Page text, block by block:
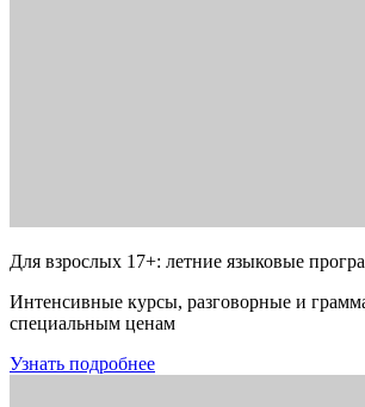
Для взрослых 17+: летние языковые
Интенсивные курсы, разговорные и
специальным ценам
Узнать подробнее